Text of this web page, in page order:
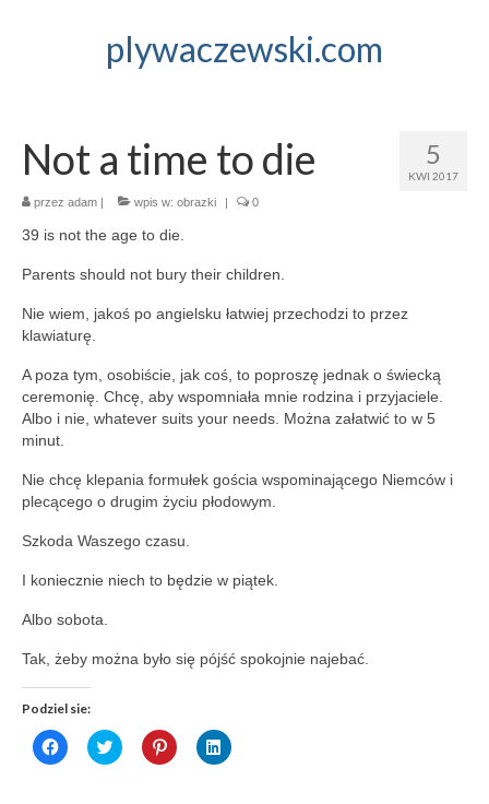
plywaczewski.com
5
KWI 2017
Not a time to die
przez adam | wpis w: obrazki | 0
39 is not the age to die.
Parents should not bury their children.
Nie wiem, jakoś po angielsku łatwiej przechodzi to przez
klawiaturę.
A poza tym, osobiście, jak coś, to poproszę jednak o świecką
ceremonię. Chcę, aby wspomniała mnie rodzina i przyjaciele.
Albo i nie, whatever suits your needs. Można załatwić to w 5
minut.
Nie chcę klepania formułek gościa wspominającego Niemców i
plecącego o drugim życiu płodowym.
Szkoda Waszego czasu.
I koniecznie niech to będzie w piątek.
Albo sobota.
Tak, żeby można było się pójść spokojnie najebać.
Podziel sie:
Click
to
Click
to
Click
to
Click
to